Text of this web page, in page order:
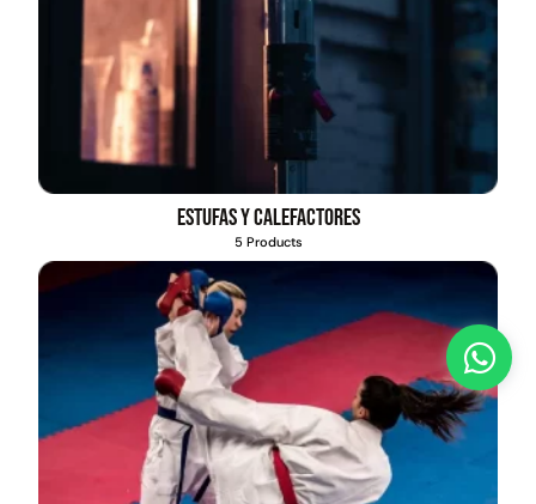
Estufas y calefactores
5 Products